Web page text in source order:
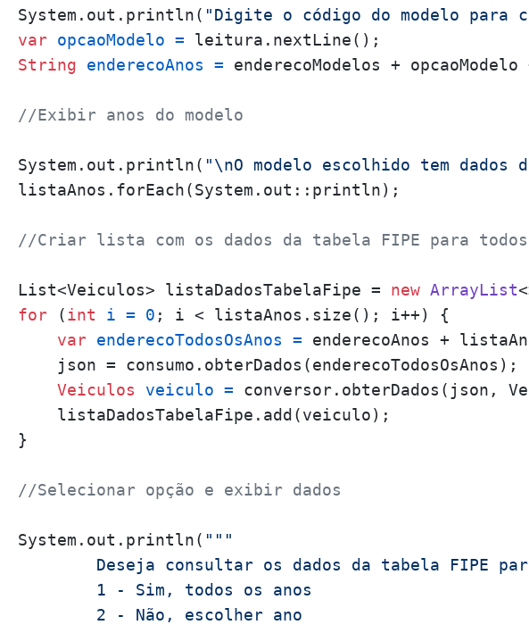
System.out.println(
"Digite o código do modelo para
var opcaoModelo = leitura.nextLine();
String
enderecoAnos = enderecoModelos +
//Exibir anos do modelo
System.out.println(
"\nO modelo escolhido tem
listaAnos.forEach(System.out::println);
//Criar lista com os dados da tabela FIPE para todos
List<Veiculos> listaDadosTabelaFipe =
new ArrayList
for (int i = 0 ; i < listaAnos.size(); i++) {
var enderecoTodosOsAnos = enderecoAnos +
json = consumo.obterDados(enderecoTodosOsAnos);
Veiculos
veiculo = conversor.obterDados(json,
listaDadosTabelaFipe.add(veiculo);
}
//Selecionar opção e exibir dados
System.out.println(
"""
Deseja consultar os dados da tabela FIPE
1 - Sim, todos os anos
2 - Não, escolher ano